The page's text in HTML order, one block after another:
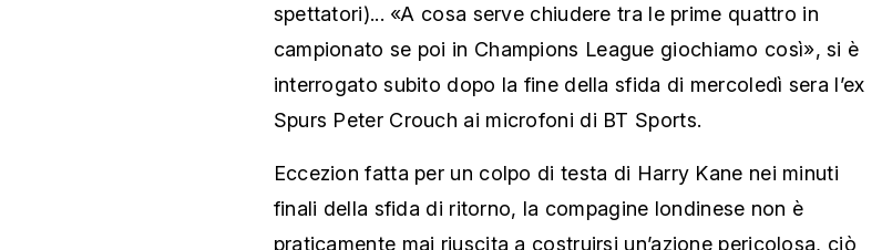
spettatori)... «A cosa serve chiudere tra le prime quattro in
campionato se poi in Champions League giochiamo così», si è
interrogato subito dopo la fine della sfida di mercoledì sera l’ex
Spurs Peter Crouch ai microfoni di BT Sports.
Eccezion fatta per un colpo di testa di Harry Kane nei minuti
finali della sfida di ritorno, la compagine londinese non è
praticamente mai riuscita a costruirsi un’azione pericolosa, ciò